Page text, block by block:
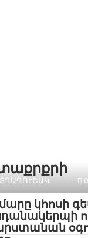
0
կհոսի